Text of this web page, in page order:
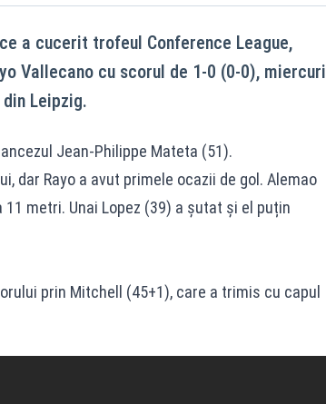
a cucerit trofeul Conference League,
Vallecano cu scorul de 1-0 (0-0), miercuri
Leipzig.
Jean-Philippe Mateta (51).
dar Rayo a avut primele ocazii de gol. Alemao
metri. Unai Lopez (39) a șutat și el puțin
prin Mitchell (45+1), care a trimis cu capul